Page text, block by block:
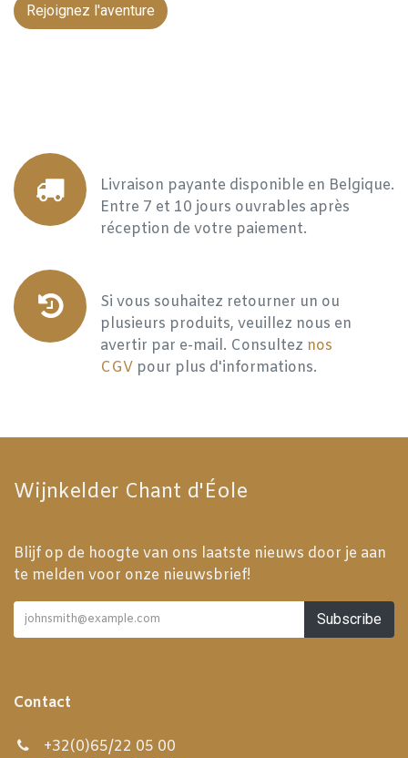
Rejoignez l'aventure
Livraison payante disponible en Belgique.
Entre 7 et 10 jours ouvrables après
réception de votre paiement.
Si vous souhaitez retourner un ou
plusieurs produits, veuillez nous en
avertir par e-mail. Consultez nos
CGV pour plus d'informations.
Wijnkelder Chant d'Éole
Blijf op de hoogte van ons laatste nieuws door je aan
te melden voor onze nieuwsbrief!
Subscribe
Contact
+32(0)65/22 05 00